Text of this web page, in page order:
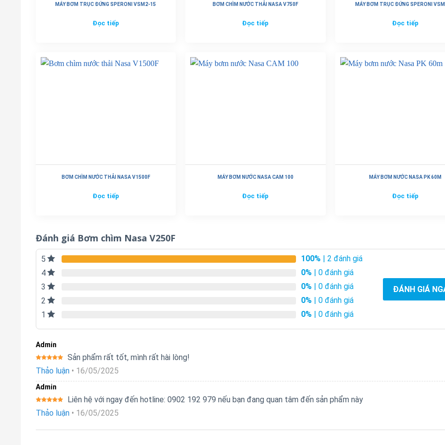
MÁY BƠM TRỤC ĐỨNG SPERONI VSM2-15
Đọc tiếp
BƠM CHÌM NƯỚC THẢI NASA V750F
Đọc tiếp
MÁY BƠM TRỤC ĐỨNG SPERONI
Đọc tiếp
BƠM CHÌM NƯỚC THẢI NASA V1500F
Đọc tiếp
MÁY BƠM NƯỚC NASA CAM 100
Đọc tiếp
MÁY BƠM NƯỚC NASA PK 60M
Đọc tiếp
Đánh giá Bơm chìm Nasa V250F
5 100% | 2 đánh giá
4
0% | 0 đánh giá
3
0% | 0 đánh giá
2
0% | 0 đánh giá
1
0% | 0 đánh giá
ĐÁNH GIÁ
Admin
Được xếp
hạng5
Sản phẩm rất tốt, mình rất hài lòng!
Thảo luận • 16/05/2025
Admin
Được xếp
hạng5
Liên hệ với ngay đến hotline: 0902 192 979 nếu bạn đang quan tâm đến sản phẩm này
Thảo luận • 16/05/2025